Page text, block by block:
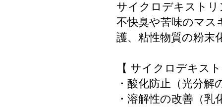
サイクロデキストリ
不快臭や苦味のマス
護、粘性物質の粉末
【 サイクロデキス
・酸化防止（光分解
・溶解性の改善（乳